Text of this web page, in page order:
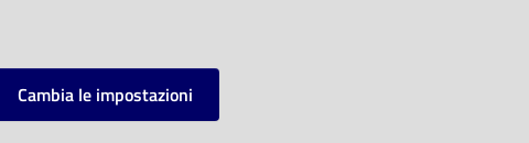
Cambia le impostazioni